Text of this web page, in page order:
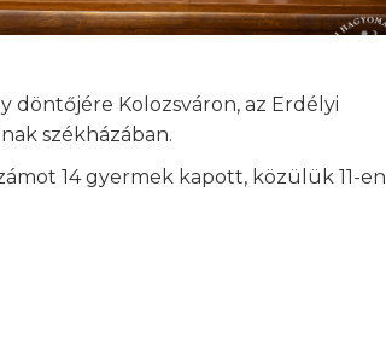
döntőjére Kolozsváron, az Erdélyi
székházában.
14 gyermek kapott, közülük 11-en